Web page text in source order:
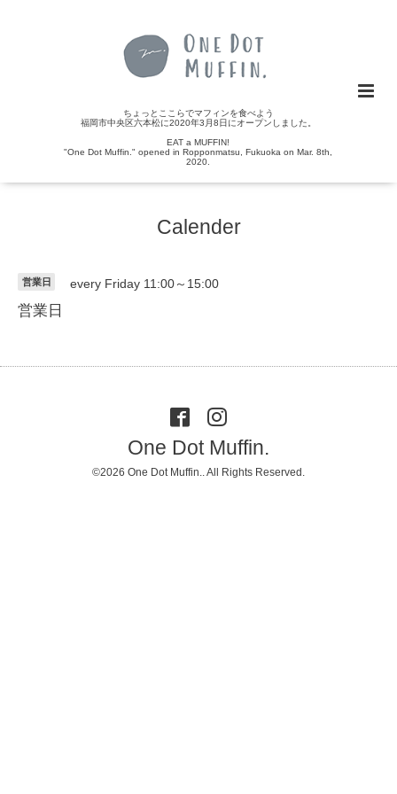
ちょっとここらでマフィンを食べよう
福岡市中央区六本松に2020年3月8日にオープンしました。
EAT a MUFFIN!
"One Dot Muffin." opened in Ropponmatsu, Fukuoka on Mar. 8th,
2020.
Calender
営業日 every Friday 11:00～15:00
営業日
One Dot Muffin.
©2026 One Dot Muffin. . All Rights Reserved.